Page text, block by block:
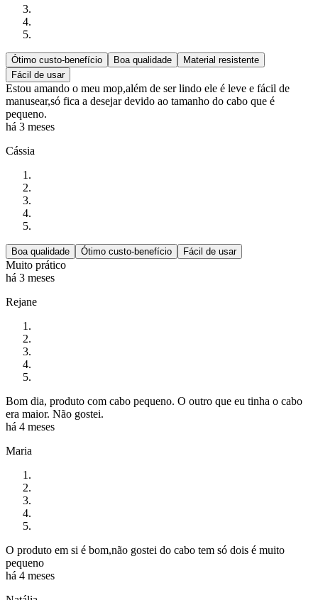
Ótimo custo-benefício Boa qualidade
Material resistente
Fácil de usar
Estou amando o meu mop,além de ser lindo ele é leve e fácil de
manusear,só fica a desejar devido ao tamanho do cabo que é
pequeno.
há 3 meses
Cássia
Boa qualidade Ótimo custo-benefício Fácil de usar
Muito prático
há 3 meses
Rejane
Bom dia, produto com cabo pequeno. O outro que eu tinha o cabo
era maior. Não gostei.
há 4 meses
Maria
O produto em si é bom,não gostei do cabo tem só dois é muito
pequeno
há 4 meses